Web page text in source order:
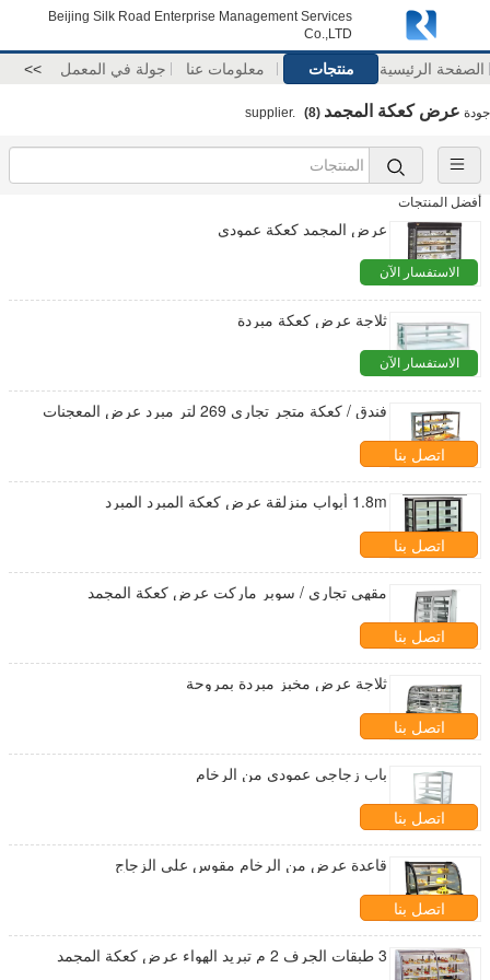
Beijing Silk Road Enterprise Management Services
Co.,LTD
الصفحة الرئيسية منتجات معلومات عنا جولة في المعمل >>
جودة عرض كعكة المجمد (8)
أفضل المنتجات
عرض المجمد كعكة عمودي
الاستفسار الآن
ثلاجة عرض كعكة مبردة
الاستفسار الآن
فندق / كعكة متجر تجاري 269 لتر مبرد عرض المعجنات
اتصل بنا
1.8m أبواب منزلقة عرض كعكة المبرد المبرد
اتصل بنا
مقهى تجاري / سوبر ماركت عرض كعكة المجمد
اتصل بنا
ثلاجة عرض مخبز مبردة بمروحة
اتصل بنا
باب زجاجي عمودي من الرخام
اتصل بنا
قاعدة عرض من الرخام مقوس على الزجاج
اتصل بنا
3 طبقات الجرف 2 م تبريد الهواء عرض كعكة المجمد